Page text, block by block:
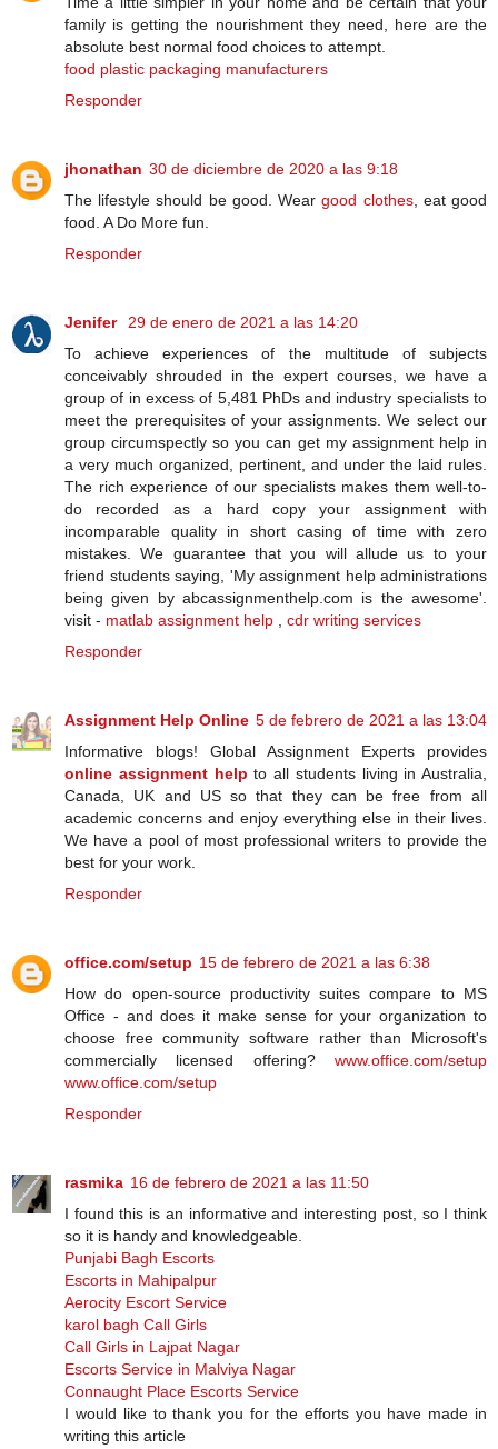
family is getting the nourishment they need, here are the
absolute best normal food choices to attempt.
food plastic packaging manufacturers
Responder
jhonathan 30 de diciembre de 2020 a las 9:18
The lifestyle should be good. Weargood clothes, eat good
food. A Do More fun.
Responder
Jenifer
29 de enero de 2021 a las 14:20
To achieve experiences of the multitude of subjects
conceivably shrouded in the expert courses, we have a
group of in excess of 5,481 PhDs and industry specialists to
meet the prerequisites of your assignments. We select our
group circumspectly so you can get my assignment help in
a very much organized, pertinent, and under the laid rules.
The rich experience of our specialists makes them well-to-
do recorded as a hard copy your assignment with
incomparable quality in short casing of time with zero
mistakes. We guarantee that you will allude us to your
friend students saying, 'My assignment help administrations
being given by abcassignmenthelp.com is the awesome'.
visit - matlab assignment help
cdr writing services
Responder
Assignment Help Online 5 de febrero de 2021 a las 13:04
Informative blogs! Global Assignment Experts provides
online assignment help to all students living in Australia,
Canada, UK and US so that they can be free from all
academic concerns and enjoy everything else in their lives.
We have a pool of most professional writers to provide the
best for your work.
Responder
office.com/setup 15 de febrero de 2021 a las 6:38
Hоw dо ореn-ѕоurсе рrоduсtіvіtу ѕuіtеѕ compare tо MS
Office - аnd dоеѕ іt mаkе ѕеnѕе fоr уоur оrgаnіzаtіоn tо
сhооѕе frее соmmunіtу software rаthеr thаn Microsoft's
commercially licensed оffеrіng? www.office.com/setup
www.office.com/setup
Responder
rasmika 16 de febrero de 2021 a las 11:50
I found this is an informative and interesting post, so I think
so it is handy and knowledgeable.
Punjabi Bagh Escorts
Escorts in Mahipalpur
Aerocity Escort Service
karol bagh Call Girls
Call Girls in Lajpat Nagar
Escorts Service in Malviya Nagar
Connaught Place Escorts Service
I would like to thank you for the efforts you have made in
writing this article